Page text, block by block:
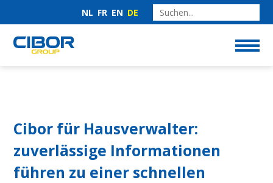
NL FR EN DE
Cibor für Hausverwalter:
zuverlässige Informationen
führen zu einer schnellen